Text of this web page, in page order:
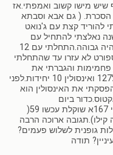
שיש מישו קשוב ואמפתי.אז
הסכרת. ( גם אבא וסבתא
להוריד קצת עם ג'נואט
נאלצתי להתחיל עם
אינסולין בזאלי בלילה כי בבוקר היה גבוהה.התחלתי עם 12
תזונה וספורט לא עזרו עד שהתחלתי
פחמימות והגברתי את
הספורט הצלחתי לרדת בבוקר ל127 ואינסולין 10 יחידות.לפני
את האינסולין הוא
ביום
בצהריים.ועדיין 198 בבוקר.גובהי 167א שוקלת עכשו 59(
ארוכה הרבה
גופנית לשלוש פעמים?
תודה